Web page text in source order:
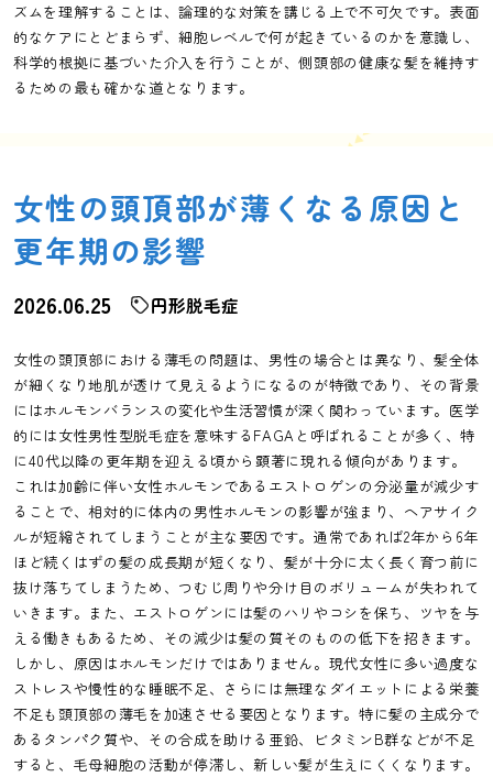
ズムを理解することは、論理的な対策を講じる上で不可欠です。表面
的なケアにとどまらず、細胞レベルで何が起きているのかを意識し、
科学的根拠に基づいた介入を行うことが、側頭部の健康な髪を維持す
るための最も確かな道となります。
女性の頭頂部が薄くなる原因と
更年期の影響
2026.06.25 円形脱毛症
女性の頭頂部における薄毛の問題は、男性の場合とは異なり、髪全体
が細くなり地肌が透けて見えるようになるのが特徴であり、その背景
にはホルモンバランスの変化や生活習慣が深く関わっています。医学
的には女性男性型脱毛症を意味するFAGAと呼ばれることが多く、特
に40代以降の更年期を迎える頃から顕著に現れる傾向があります。
これは加齢に伴い女性ホルモンであるエストロゲンの分泌量が減少す
ることで、相対的に体内の男性ホルモンの影響が強まり、ヘアサイク
ルが短縮されてしまうことが主な要因です。通常であれば2年から6年
ほど続くはずの髪の成長期が短くなり、髪が十分に太く長く育つ前に
抜け落ちてしまうため、つむじ周りや分け目のボリュームが失われて
いきます。また、エストロゲンには髪のハリやコシを保ち、ツヤを与
える働きもあるため、その減少は髪の質そのものの低下を招きます。
しかし、原因はホルモンだけではありません。現代女性に多い過度な
ストレスや慢性的な睡眠不足、さらには無理なダイエットによる栄養
不足も頭頂部の薄毛を加速させる要因となります。特に髪の主成分で
あるタンパク質や、その合成を助ける亜鉛、ビタミンB群などが不足
すると、毛母細胞の活動が停滞し、新しい髪が生えにくくなります。